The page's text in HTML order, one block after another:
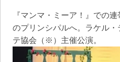
『マンマ・ミーア！』での
のプリンシパルへ。ラケル
テ協会（※）主催公演。